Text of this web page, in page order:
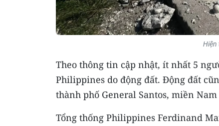
Hiện
Theo thông tin cập nhật, ít nhất 5
Philippines do động đất. Động đất
thành phố General Santos, miền
Tổng thống Philippines Ferdinand